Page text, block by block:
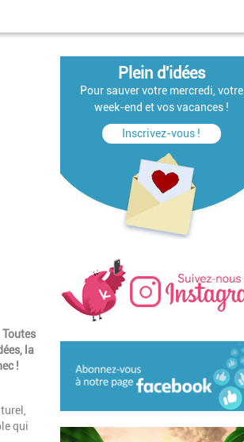
la
!
qui
Plein d'idées
Pour sauver votre mercredi, votre
week-end et vos vacances !
Inscrivez-vous !